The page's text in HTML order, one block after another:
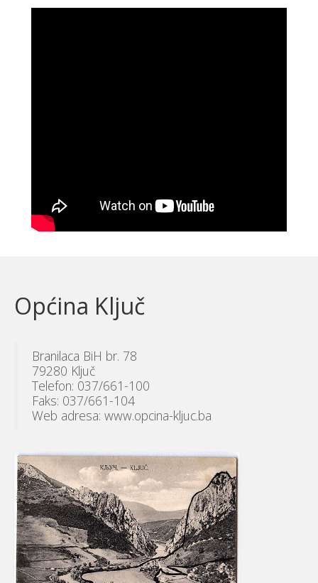
Općina Ključ
Branilaca BiH br. 78
79280 Ključ
Telefon: 037/661-100
Faks: 037/661-104
Web adresa: www.opcina-kljuc.ba